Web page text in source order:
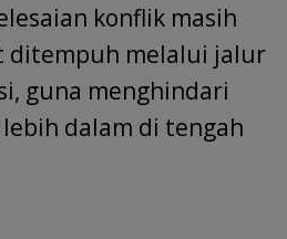
konflik masih
ditempuh melalui jalur
guna menghindari
dalam di tengah